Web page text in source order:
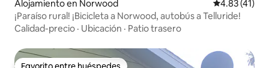
Alojamiento en Norwood Calificación
4.83 (41)
¡Paraíso rural! ¡Bicicleta a Norwood, autobús a Telluride!
Calidad-precio · Ubicación · Patio trasero